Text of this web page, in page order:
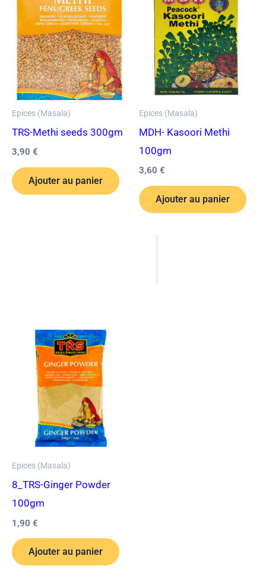
Epices (Masala)
TRS-Methi seeds 300gm
3,90 €
Ajouter au panier
Epices (Masala)
MDH- Kasoori Methi
100gm
3,60 €
Ajouter au panier
Epices (Masala)
8_TRS-Ginger Powder
100gm
1,90 €
Ajouter au panier